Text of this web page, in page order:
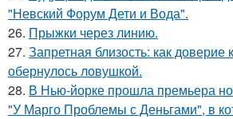
"Невский Форум Дети и Вода".
26. Прыжки через линию.
27. Запретная близость: как доверие
обернулось ловушкой.
28. В Нью-йорке прошла премьера
"У Марго Проблемы с Деньгами", в